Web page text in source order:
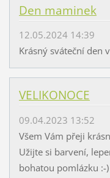
Den maminek
12.05.2024 14:39
Krásný sváteční den
VELIKONOCE
09.04.2023 13:52
Všem Vám přeji
Užijte si barvení,
bohatou pomlázku :-